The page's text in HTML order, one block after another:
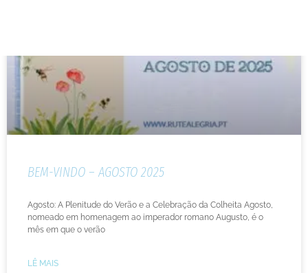
BEM-VINDO – AGOSTO 2025
Agosto: A Plenitude do Verão e a Celebração da Colheita Agosto,
nomeado em homenagem ao imperador romano Augusto, é o
mês em que o verão
LÊ MAIS